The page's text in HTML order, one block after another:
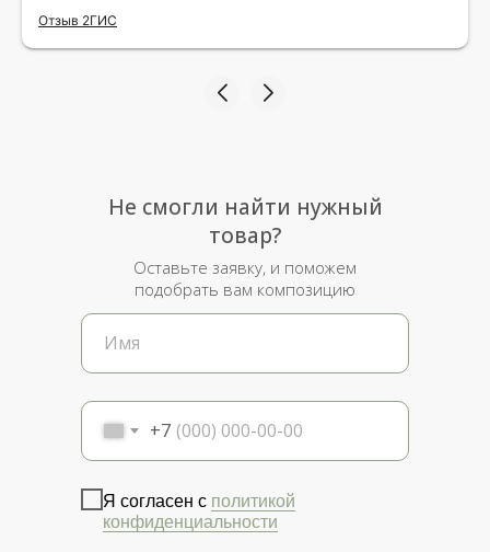
рада.
Отзыв 2ГИС
+7
Я согласен с политикой
конфиденциальности
Не смогли найти нужный
товар?
Оставьте заявку, и поможем
подобрать вам композицию